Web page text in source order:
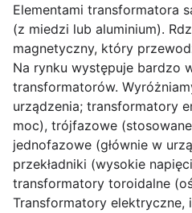
Elementami transformatora
(z miedzi lub aluminium).
magnetyczny, który
Na rynku występuje bardzo
transformatorów.
urządzenia; transformatory
moc), trójfazowe
jednofazowe (głównie w
przekładniki (wysokie
transformatory toroidalne
Transformatory elektryczne,